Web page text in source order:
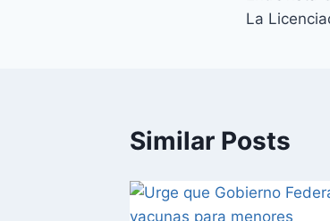
La
Similar Posts